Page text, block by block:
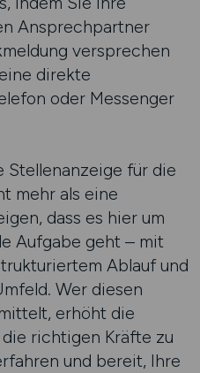
Ansprechpartner
versprechen
direkte
oder Messenger
Stellenanzeige für die
mehr als eine
dass es hier um
Aufgabe geht – mit
Ablauf und
Wer diesen
erhöht die
richtigen Kräfte zu
und bereit, Ihre